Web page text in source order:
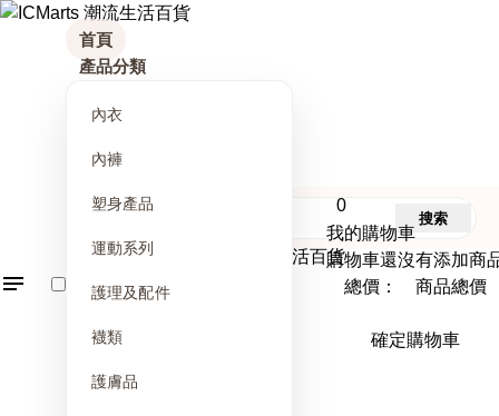
首頁
產品分類
內衣
內褲
塑身產品
運動系列
護理及配件
襪類
護膚品
0
我的購物車
購物車還沒有添加商
總價： 商品總價
確定購物車
搜索